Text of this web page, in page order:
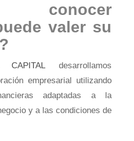
conocer
valer su
CAPITALdesarrollamos
empresarial utilizando
adaptadas a la
y a las condiciones de